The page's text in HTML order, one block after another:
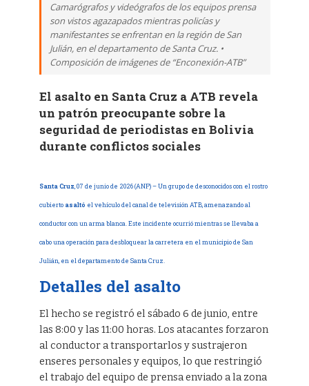
Camarógrafos y videógrafos de los equipos prensa
son vistos agazapados mientras policías y
manifestantes se enfrentan en la región de San
Julián, en el departamento de Santa Cruz. •
Composición de imágenes de “Enconexión-ATB”
El asalto en Santa Cruz a ATB revela
un patrón preocupante sobre la
seguridad de periodistas en Bolivia
durante conflictos sociales
Santa Cruz , 07 de junio de 2026 (ANP) – Un grupo de desconocidos con el rostro
cubierto asaltó el vehículo del canal de televisión ATB, amenazando al
conductor con un arma blanca. Este incidente ocurrió mientras se llevaba a
cabo una operación para desbloquear la carretera en el municipio de San
Julián, en el departamento de Santa Cruz.
Detalles del asalto
El hecho se registró el sábado 6 de junio, entre
las 8:00 y las 11:00 horas. Los atacantes forzaron
al conductor a transportarlos y sustrajeron
enseres personales y equipos, lo que restringió
el trabajo del equipo de prensa enviado a la zona